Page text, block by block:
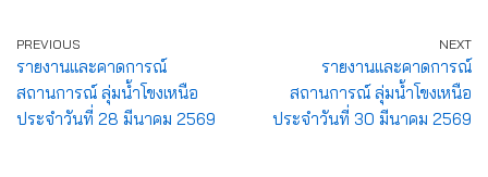
PREVIOUS
รายงานและคาดการณ์
สถานการณ์ ลุ่มน้ำโขงเหนือ
ประจำวันที่ 28 มีนาคม 2569
NEXT
รายงานและคาดการณ์
สถานการณ์ ลุ่มน้ำโขงเหนือ
ประจำวันที่ 30 มีนาคม 2569